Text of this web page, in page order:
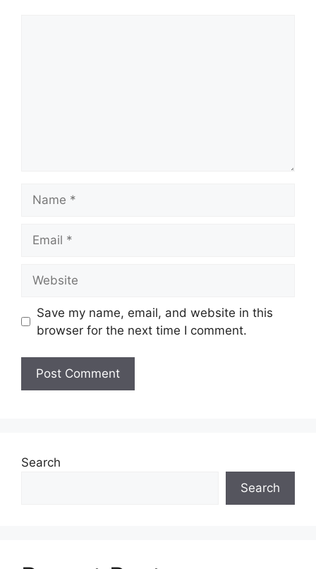
Save my name, email, and website in this
browser for the next time I comment.
Search
Search